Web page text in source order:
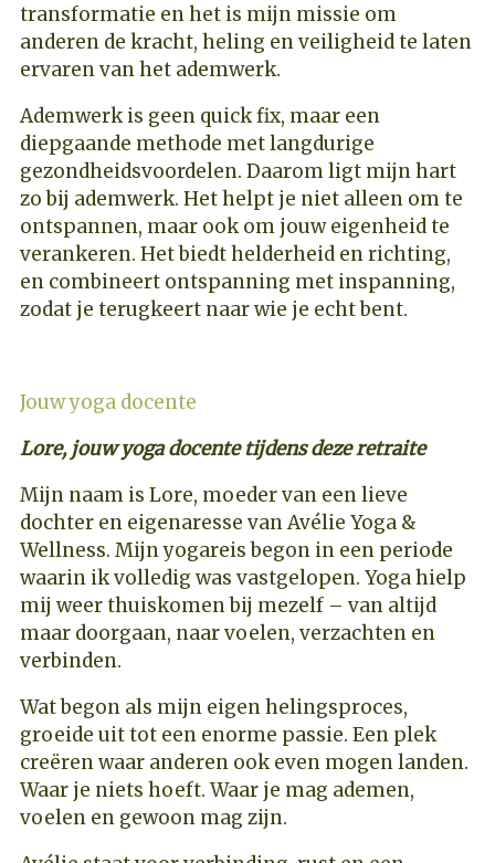
transformatie en het is mijn missie om
anderen de kracht, heling en veiligheid te laten
ervaren van het ademwerk.
Ademwerk is geen quick fix, maar een
diepgaande methode met langdurige
gezondheidsvoordelen. Daarom ligt mijn hart
zo bij ademwerk. Het helpt je niet alleen om te
ontspannen, maar ook om jouw eigenheid te
verankeren. Het biedt helderheid en richting,
en combineert ontspanning met inspanning,
zodat je terugkeert naar wie je echt bent.
Jouw yoga docente
Lore, jouw yoga docente tijdens deze retraite
Mijn naam is Lore, moeder van een lieve
dochter en eigenaresse van Avélie Yoga &
Wellness. Mijn yogareis begon in een periode
waarin ik volledig was vastgelopen. Yoga hielp
mij weer thuiskomen bij mezelf – van altijd
maar doorgaan, naar voelen, verzachten en
verbinden.
Wat begon als mijn eigen helingsproces,
groeide uit tot een enorme passie. Een plek
creëren waar anderen ook even mogen landen.
Waar je niets hoeft. Waar je mag ademen,
voelen en gewoon mag zijn.